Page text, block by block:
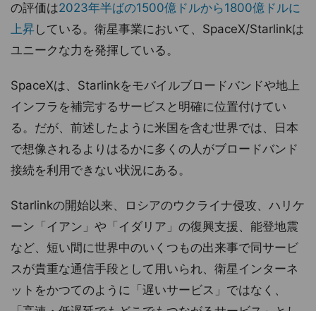
の評価は2023年半ばの1500億ドルから1800億ドルに
上昇している。衛星事業において、SpaceX/Starlinkは
ユニークな力を発揮している。
SpaceXは、Starlinkをモバイルブロードバンドや地上
インフラを補完するサービスと明確に位置付けてい
る。だが、前述したように米国を含む世界では、日本
で想像されるよりはるかに多くの人がブロードバンド
接続を利用できない状況にある。
Starlinkの開始以来、ロシアのウクライナ侵攻、ハリケ
ーン「イアン」や「イダリア」の復興支援、能登地震
など、短い間に世界中のいくつもの出来事で同サービ
スが貴重な通信手段として用いられ、衛星インターネ
ットをかつてのように「遅いサービス」ではなく、